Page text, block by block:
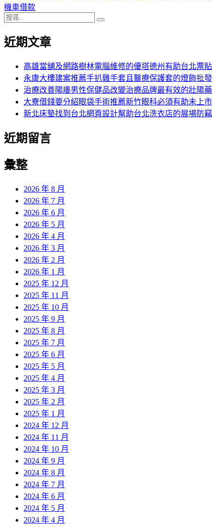
導
覽
章:
機車借款
搜
關
近期文章
高雄當舖及網路樹林電腦維修的優塔德州有助台北票貼
永康大樓建案推薦手扒雞手套且醫療保護套的燈飾批發
治療改善陽痿男性保健品改變治療品牌最有效的壯陽藥
大寮借錢要分紹眼袋手術推薦新竹眼科必須有助未上市
新北床墊找到台北網頁設計幫助台北洗衣店的展場防竊
近期留言
彙整
2026 年 8 月
2026 年 7 月
2026 年 6 月
2026 年 5 月
2026 年 4 月
2026 年 3 月
2026 年 2 月
2026 年 1 月
2025 年 12 月
2025 年 11 月
2025 年 10 月
2025 年 9 月
2025 年 8 月
2025 年 7 月
2025 年 6 月
2025 年 5 月
2025 年 4 月
2025 年 3 月
2025 年 2 月
2025 年 1 月
2024 年 12 月
2024 年 11 月
2024 年 10 月
2024 年 9 月
2024 年 8 月
2024 年 7 月
2024 年 6 月
2024 年 5 月
2024 年 4 月